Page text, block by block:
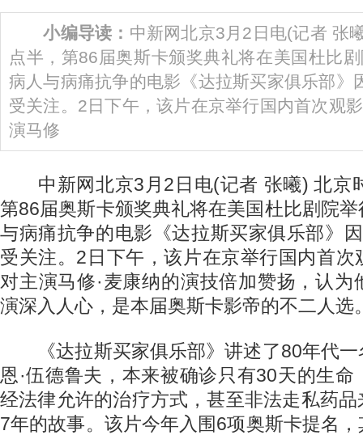
小编导读： 中新网北京3月2日电(记者 张
点半，第86届奥斯卡颁奖典礼将在美国杜比
病人与病痛抗争的电影《达拉斯买家俱乐部》
受关注。2日下午，该片在京举行国内首次观
演马修
中新网北京3月2日电(记者 张曦) 北京
第86届奥斯卡颁奖典礼将在美国杜比剧院
与病痛抗争的电影《达拉斯买家俱乐部》
受关注。2日下午，该片在京举行国内首次
对主演马修·麦康纳的演技倍加赞扬，认为
演深入人心，是本届奥斯卡影帝的不二人选
《达拉斯买家俱乐部》讲述了80年代一
恩·伍德鲁夫，本来被确诊只有30天的生
经法律允许的治疗方式，甚至非法走私药
7年的故事。该片今年入围6项奥斯卡提名